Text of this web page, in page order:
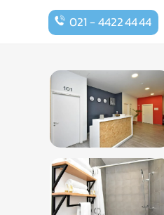
021 - 4422 44 44